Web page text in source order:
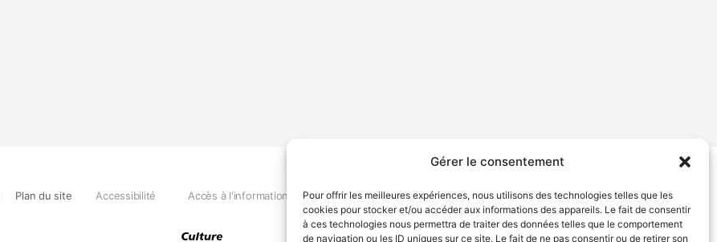
Gérer le consentement
Pour offrir les meilleures expériences, nous utilisons des technologies telles que les
cookies pour stocker et/ou accéder aux informations des appareils. Le fait de consentir
à ces technologies nous permettra de traiter des données telles que le comportement
de navigation ou les ID uniques sur ce site. Le fait de ne pas consentir ou de retirer son
Plan du site Accessibilité Accès à l'information Déclaration de services Politique de confidentialité